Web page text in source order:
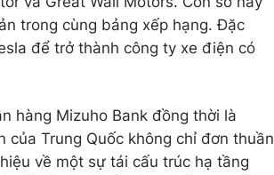
trong cùng bảng xếp hạng. Đặc
để trở thành công ty xe điện có
hàng Mizuho Bank đồng thời là
Trung Quốc không chỉ đơn thuần
về một sự tái cấu trúc hạ tầng